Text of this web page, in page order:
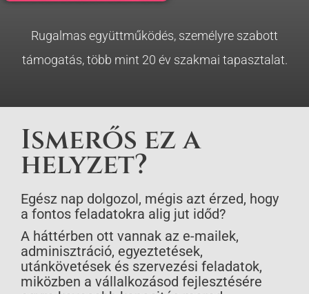
Rugalmas együttműködés, személyre szabott
támogatás, több mint 20 év szakmai tapasztalat.
Ismerős ez a
helyzet?
Egész nap dolgozol, mégis azt érzed, hogy
a fontos feladatokra alig jut időd?
A háttérben ott vannak az e-mailek,
adminisztráció, egyeztetések,
utánkövetések és szervezési feladatok,
miközben a vállalkozásod fejlesztésére